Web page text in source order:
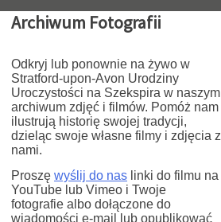
Archiwum Fotografii
Odkryj lub ponownie na żywo w
Stratford-upon-Avon Urodziny
Uroczystości na Szekspira w naszym
archiwum zdjęć i filmów. Pomóż nam
ilustrują historię swojej tradycji,
dzieląc swoje własne filmy i zdjęcia z
nami.
Proszę wyślij do nas linki do filmu na
YouTube lub Vimeo i Twoje
fotografie albo dołączone do
wiadomości e-mail lub opublikować